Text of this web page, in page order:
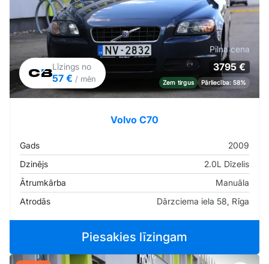
Līzings no
57 € / mēn
Pilna cena
3795 €
Zem tirgus Pārliecība: 58%
Volvo C70
Gads
2009
Dzinējs
2.0L Dīzelis
Ātrumkārba
Manuāla
Atrodās
Dārzciema iela 58, Rīga
Piesakies līzingam